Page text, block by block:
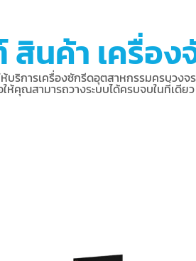
นค้า เครื่อง
ห้บริการเครื่องซักรีดอุตสาหกรรมครบว
ห้คุณสามารถวางระบบได้ครบจบในที่เดีย